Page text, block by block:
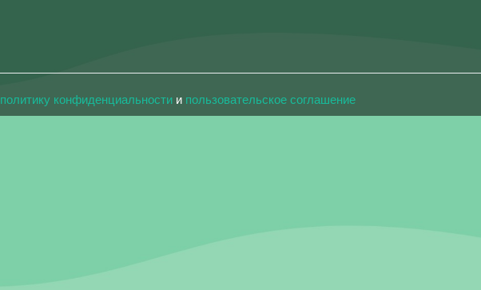
политику конфиденциальности и пользовательское соглашение